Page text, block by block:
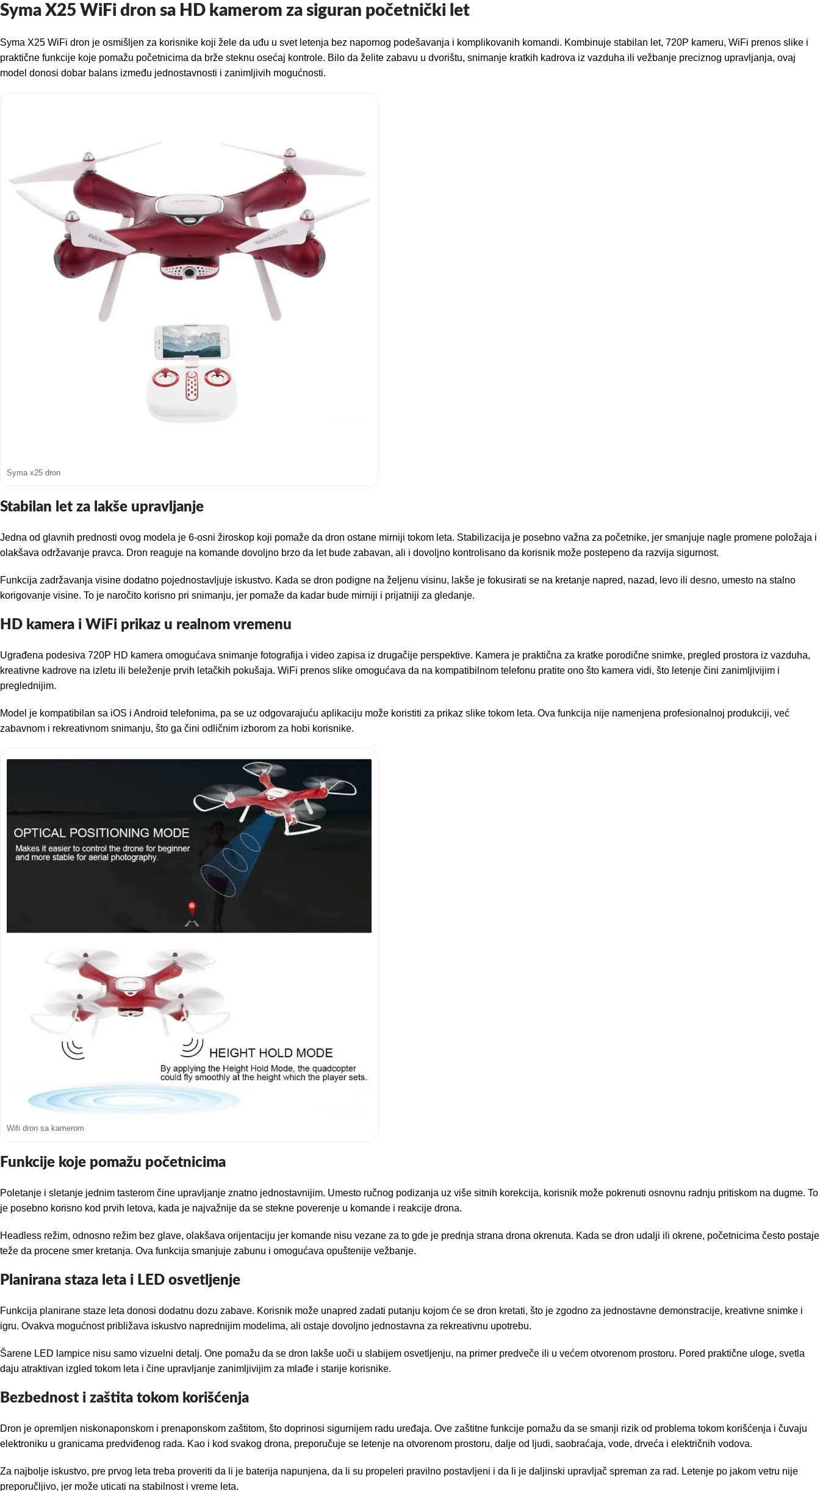
Syma X25 WiFi dron sa HD kamerom za siguran početnički let
Syma X25 WiFi dron je osmišljen za korisnike koji žele da uđu u svet letenja bez napornog podešavanja i komplikovanih komandi. Kombinuje stabilan let, 720P kameru, WiFi prenos slike i
praktične funkcije koje pomažu početnicima da brže steknu osećaj kontrole. Bilo da želite zabavu u dvorištu, snimanje kratkih kadrova iz vazduha ili vežbanje preciznog upravljanja, ovaj
model donosi dobar balans između jednostavnosti i zanimljivih mogućnosti.
Syma x25 dron
Stabilan let za lakše upravljanje
Jedna od glavnih prednosti ovog modela je 6-osni žiroskop koji pomaže da dron ostane mirniji tokom leta. Stabilizacija je posebno važna za početnike, jer smanjuje nagle promene položaja i
olakšava održavanje pravca. Dron reaguje na komande dovoljno brzo da let bude zabavan, ali i dovoljno kontrolisano da korisnik može postepeno da razvija sigurnost.
Funkcija zadržavanja visine dodatno pojednostavljuje iskustvo. Kada se dron podigne na željenu visinu, lakše je fokusirati se na kretanje napred, nazad, levo ili desno, umesto na stalno
korigovanje visine. To je naročito korisno pri snimanju, jer pomaže da kadar bude mirniji i prijatniji za gledanje.
HD kamera i WiFi prikaz u realnom vremenu
Ugrađena podesiva 720P HD kamera omogućava snimanje fotografija i video zapisa iz drugačije perspektive. Kamera je praktična za kratke porodične snimke, pregled prostora iz vazduha,
kreativne kadrove na izletu ili beleženje prvih letačkih pokušaja. WiFi prenos slike omogućava da na kompatibilnom telefonu pratite ono što kamera vidi, što letenje čini zanimljivijim i
preglednijim.
Model je kompatibilan sa iOS i Android telefonima, pa se uz odgovarajuću aplikaciju može koristiti za prikaz slike tokom leta. Ova funkcija nije namenjena profesionalnoj produkciji, već
zabavnom i rekreativnom snimanju, što ga čini odličnim izborom za hobi korisnike.
Wifi dron sa kamerom
Funkcije koje pomažu početnicima
Poletanje i sletanje jednim tasterom čine upravljanje znatno jednostavnijim. Umesto ručnog podizanja uz više sitnih korekcija, korisnik može pokrenuti osnovnu radnju pritiskom na dugme. To
je posebno korisno kod prvih letova, kada je najvažnije da se stekne poverenje u komande i reakcije drona.
Headless režim, odnosno režim bez glave, olakšava orijentaciju jer komande nisu vezane za to gde je prednja strana drona okrenuta. Kada se dron udalji ili okrene, početnicima često postaje
teže da procene smer kretanja. Ova funkcija smanjuje zabunu i omogućava opuštenije vežbanje.
Planirana staza leta i LED osvetljenje
Funkcija planirane staze leta donosi dodatnu dozu zabave. Korisnik može unapred zadati putanju kojom će se dron kretati, što je zgodno za jednostavne demonstracije, kreativne snimke i
igru. Ovakva mogućnost približava iskustvo naprednijim modelima, ali ostaje dovoljno jednostavna za rekreativnu upotrebu.
Šarene LED lampice nisu samo vizuelni detalj. One pomažu da se dron lakše uoči u slabijem osvetljenju, na primer predveče ili u većem otvorenom prostoru. Pored praktične uloge, svetla
daju atraktivan izgled tokom leta i čine upravljanje zanimljivijim za mlađe i starije korisnike.
Bezbednost i zaštita tokom korišćenja
Dron je opremljen niskonaponskom i prenaponskom zaštitom, što doprinosi sigurnijem radu uređaja. Ove zaštitne funkcije pomažu da se smanji rizik od problema tokom korišćenja i čuvaju
elektroniku u granicama predviđenog rada. Kao i kod svakog drona, preporučuje se letenje na otvorenom prostoru, dalje od ljudi, saobraćaja, vode, drveća i električnih vodova.
Za najbolje iskustvo, pre prvog leta treba proveriti da li je baterija napunjena, da li su propeleri pravilno postavljeni i da li je daljinski upravljač spreman za rad. Letenje po jakom vetru nije
preporučljivo, jer može uticati na stabilnost i vreme leta.